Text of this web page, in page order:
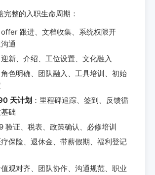
完整的入职生命周期：
offer 跟进、文档收集、系统权限开
通
迎新、介绍、工位设置、文化融入
角色明确、团队融入、工具培训、初始
天计划 ：里程碑追踪、签到、反馈循
础
验证、税表、政策确认、必修培训
疗保险、退休金、带薪假期、福利登记
观对齐、团队协作、沟通规范、职业